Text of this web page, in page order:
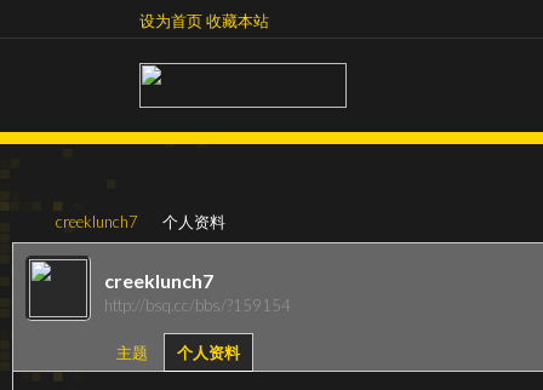
收藏本站设为首页收藏本站
›
creeklunch7 个人资料
creeklunch7
http://bsq.cc/bbs/?159154
主题 个人资料